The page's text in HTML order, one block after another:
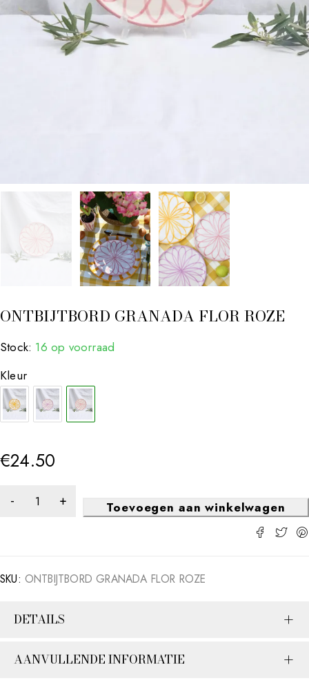
ONTBIJTBORD GRANADA FLOR ROZE
Stock: 16 op voorraad
Kleur
€24.50
Toevoegen aan winkelwagen
SKU: ONTBIJTBORD GRANADA FLOR ROZE
DETAILS
AANVULLENDE INFORMATIE